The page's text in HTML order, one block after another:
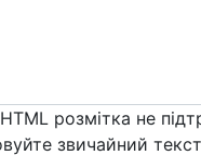
HTML розмітка не
звичайний